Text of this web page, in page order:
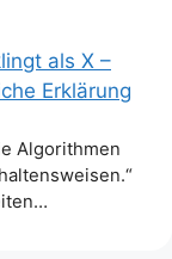
als X –
Erklärung
Algorithmen